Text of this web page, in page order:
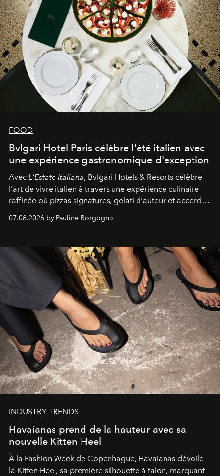
FOOD
Bvlgari Hotel Paris célèbre l'été italien avec
une expérience gastronomique d'exception
Avec L'Estate Italiana, Bvlgari Hotels & Resorts célèbre
l'art de vivre italien à travers une expérience culinaire
raffinée où pizzas signatures, gelati d'auteur et accords
d'exception composent un véritable voyage sensoriel.
07.08.2026 by Pauline Borgogno
INDUSTRY TRENDS
Havaianas prend de la hauteur avec sa
nouvelle Kitten Heel
À la Fashion Week de Copenhague, Havaianas dévoile
la Kitten Heel, sa première silhouette à talon, marquant